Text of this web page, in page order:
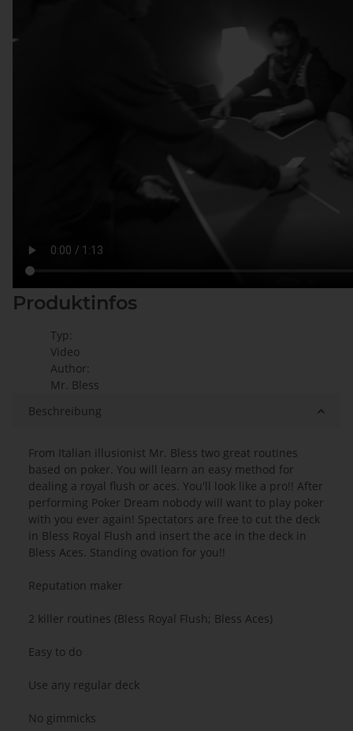
Produktinfos
Typ:
Video
Author:
Mr. Bless
Beschreibung
From Italian illusionist Mr. Bless two great routines
based on poker. You will learn an easy method for
dealing a royal flush or aces. You'll look like a pro!! After
performing Poker Dream nobody will want to play poker
with you ever again! Spectators are free to cut the deck
in Bless Royal Flush and insert the ace in the deck in
Bless Aces. Standing ovation for you!!
Reputation maker
2 killer routines (Bless Royal Flush; Bless Aces)
Easy to do
Use any regular deck
No gimmicks